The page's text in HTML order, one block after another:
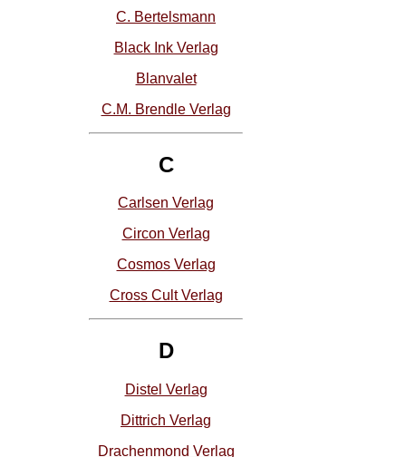
C. Bertelsmann
Black Ink Verlag
Blanvalet
C.M. Brendle Verlag
C
Carlsen Verlag
Circon Verlag
Cosmos Verlag
Cross Cult Verlag
D
Distel Verlag
Dittrich Verlag
Drachenmond Verlag